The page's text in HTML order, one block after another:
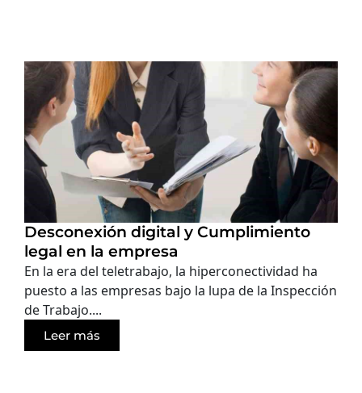
Desconexión digital y Cumplimiento
legal en la empresa
En la era del teletrabajo, la hiperconectividad ha
puesto a las empresas bajo la lupa de la Inspección
de Trabajo....
Leer más